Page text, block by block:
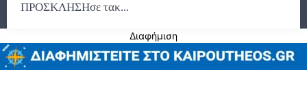
ΠΡΟΣΚΛΗΣΗσε τακ...
Διαφήμιση